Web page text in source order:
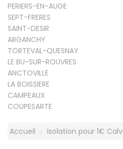
PERIERS-EN-AUGE
SEPT-FRERES
SAINT-DESIR
ARGANCHY
TORTEVAL-QUESNAY
LE BU-SUR-ROUVRES
ANCTOVILLE
LA BOISSIERE
CAMPEAUX
COUPESARTE
Accueil Isolation pour 1€